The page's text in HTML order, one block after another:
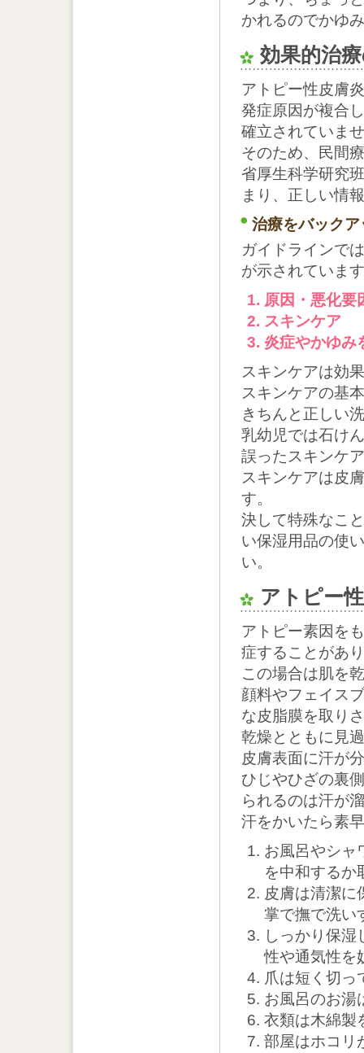
かれるのでかゆ
効果的治
アトピー性皮膚
発症原因が複合
確立されていま
そのため、民間
省厚生科学研究
まり、正しい情
治療をバック
ガイドラインで
が示されていま
原因・悪化要
スキンケア
炎症やかゆみ
スキンケアは効
スキンケアの基
きちんと正しい
乳幼児では石け
誤ったスキンケ
スキンケアは皮
す。
決して特殊なこ
い保湿用品の使
い。
アトピー
アトピー素因を
症することがあ
この場合は肌を
顔料やフェイス
な皮脂膜を取り
乾燥とともに見
皮膚表面に汗が
ひじやひざの裏
られるのは汗が
汗をかいたら素
お風呂やシャ
を中和するか
皮膚は清潔に
掌で撫で洗い
しっかり保
性や通気性を
爪は短く切っ
お風呂のお湯
衣類は木綿製
部屋はホコリ